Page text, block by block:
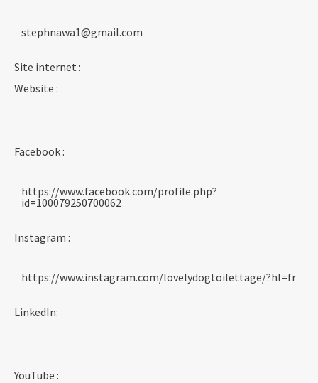
stephnawa1@gmail.com
Site internet :
Website :
Facebook :
https://www.facebook.com/profile.php?
id=100079250700062
Instagram :
https://www.instagram.com/lovelydogtoilettage/?hl=fr
LinkedIn:
YouTube :